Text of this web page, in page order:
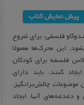
فلسفی، برای شروع
این محرک‌ها معمولا
فلسفه برای کودکان
کنند، باید دارای
موضوعات چالش‌برانگیز،
دغدغه‌های آنها، ایجاد